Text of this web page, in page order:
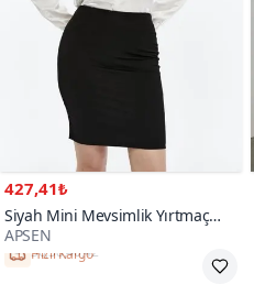
427,41₺
Siyah Mini Mevsimlik Yırtmaç
Detaylı Etek
APSEN
Hızlı Kargo